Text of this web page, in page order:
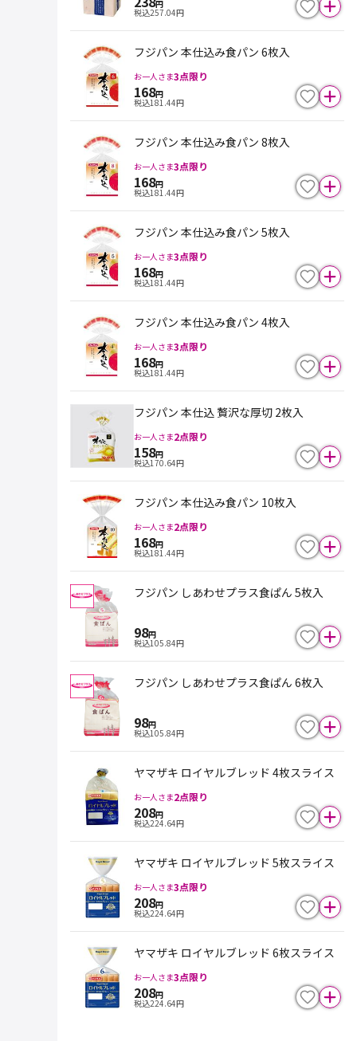
円
税込257.04円
フジパン 本仕込み食パン 6枚入
お一人さま3点限り
168円
税込181.44円
フジパン 本仕込み食パン 8枚入
お一人さま3点限り
168円
税込181.44円
フジパン 本仕込み食パン 5枚入
お一人さま3点限り
168円
税込181.44円
フジパン 本仕込み食パン 4枚入
お一人さま3点限り
168円
税込181.44円
フジパン 本仕込 贅沢な厚切 2枚入
お一人さま2点限り
158円
税込170.64円
フジパン 本仕込み食パン 10枚入
お一人さま2点限り
168円
税込181.44円
フジパン しあわせプラス食ぱん 5枚入
98円
税込105.84円
フジパン しあわせプラス食ぱん 6枚入
98円
税込105.84円
ヤマザキ ロイヤルブレッド 4枚スライス
お一人さま2点限り
208円
税込224.64円
ヤマザキ ロイヤルブレッド 5枚スライス
お一人さま3点限り
208円
税込224.64円
ヤマザキ ロイヤルブレッド 6枚スライス
お一人さま3点限り
208円
税込224.64円